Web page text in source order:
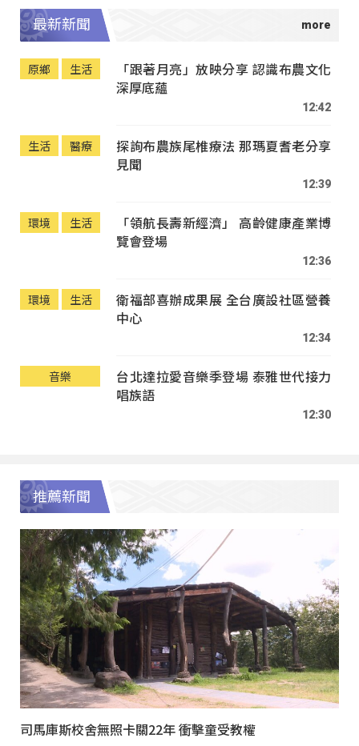
最新新聞
原鄉 生活
「跟著月亮」放映分享 認識布農文化
深厚底蘊
12:42
生活 醫療
探詢布農族尾椎療法 那瑪夏耆老分享
見聞
12:39
環境 生活
「領航長壽新經濟」 高齡健康產業博
覽會登場
12:36
環境 生活
衛福部喜辦成果展 全台廣設社區營養
中心
12:34
音樂
台北達拉愛音樂季登場 泰雅世代接力
唱族語
12:30
推薦新聞
司馬庫斯校舍無照卡關22年 衝擊童受教權